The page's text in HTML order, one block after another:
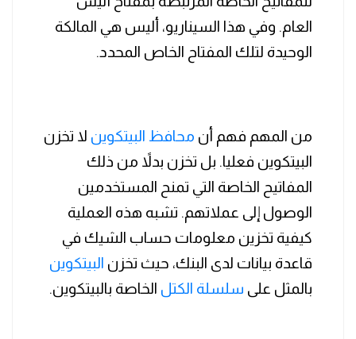
العام. وفي هذا السيناريو، أليس هي المالكة
الوحيدة لتلك المفتاح الخاص المحدد.
من المهم فهم أن محافظ البيتكوين لا تخزن
البيتكوين فعليا. بل تخزن بدلاً من ذلك
المفاتيح الخاصة التي تمنح المستخدمين
الوصول إلى عملاتهم. تشبه هذه العملية
كيفية تخزين معلومات حساب الشيك في
قاعدة بيانات لدى البنك، حيث تخزن البيتكوين
بالمثل على سلسلة الكتل الخاصة بالبيتكوين.